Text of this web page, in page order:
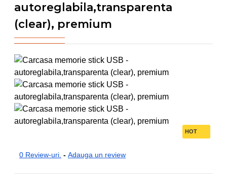
autoreglabila,transparenta
(clear), premium
HOT
0 Review-uri. - Adauga un review